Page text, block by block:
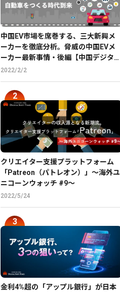
中国EV市場を席巻する、三大新興メ
ーカーを徹底分析。脅威の中国EVメ
ーカー最新事情・後編【中国デジタル
企業最前線】
2022/2/2
クリエイター支援プラットフォーム
「Patreon（パトレオン）」〜海外ユ
ニコーンウォッチ #9〜
2022/5/24
金利4%超の「アップル銀行」が日本